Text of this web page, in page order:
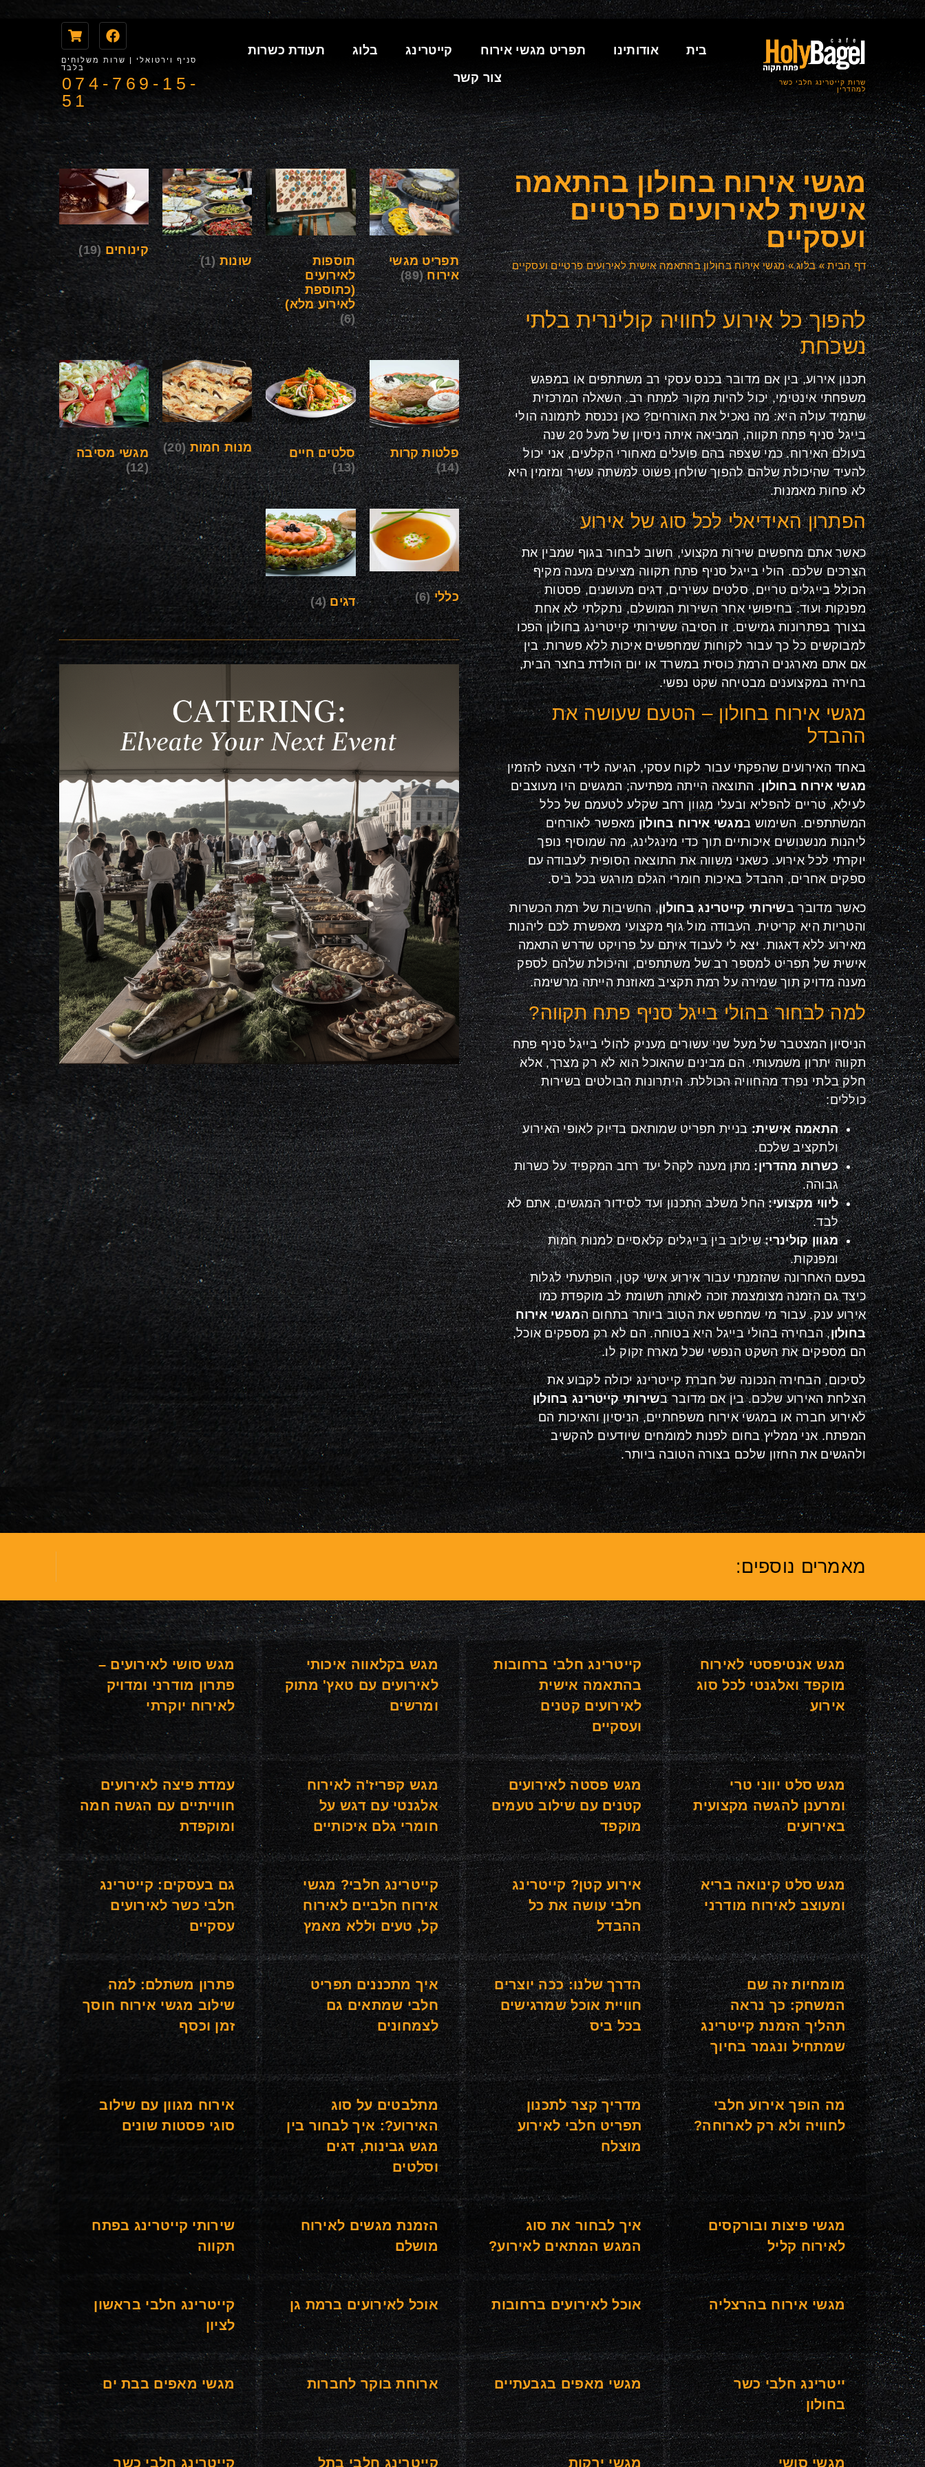
שרות קייטרינג חלבי כשר
למהדרין
בית אודותינו תפריט מגשי אירוח קייטרינג בלוג
תעודת כשרות
צור קשר
סניף וירטואלי | שרות משלוחים
בלבד
074-769-15-
51
מגשי אירוח בחולון בהתאמה
אישית לאירועים פרטיים
ועסקיים
דף הבית»בלוג»מגשי אירוח בחולון בהתאמה אישית לאירועים פרטיים ועסקיים
להפוך כל אירוע לחוויה קולינרית בלתי
נשכחת
תכנון אירוע, בין אם מדובר בכנס עסקי רב משתתפים או במפגש
משפחתי אינטימי, יכול להיות מקור למתח רב. השאלה המרכזית
שתמיד עולה היא: מה נאכיל את האורחים? כאן נכנסת לתמונה הולי
בייגל סניף פתח תקווה, המביאה איתה ניסיון של מעל 20 שנה
בעולם האירוח. כמי שצפה בהם פועלים מאחורי הקלעים, אני יכול
להעיד שהיכולת שלהם להפוך שולחן פשוט למשתה עשיר ומזמין היא
לא פחות מאמנות.
הפתרון האידיאלי לכל סוג של אירוע
כאשר אתם מחפשים שירות מקצועי, חשוב לבחור בגוף שמבין את
הצרכים שלכם. הולי בייגל סניף פתח תקווה מציעים מענה מקיף
הכולל בייגלים טריים, סלטים עשירים, דגים מעושנים, פסטות
מפנקות ועוד. בחיפושי אחר השירות המושלם, נתקלתי לא אחת
בצורך בפתרונות גמישים. זו הסיבה ששירותי קייטרינג בחולון הפכו
למבוקשים כל כך עבור לקוחות שמחפשים איכות ללא פשרות. בין
אם אתם מארגנים הרמת כוסית במשרד או יום הולדת בחצר הבית,
בחירה במקצוענים מבטיחה שקט נפשי.
מגשי אירוח בחולון – הטעם שעושה את
ההבדל
באחד האירועים שהפקתי עבור לקוח עסקי, הגיעה לידי הצעה להזמין
מגשי אירוח בחולון. התוצאה הייתה מפתיעה; המגשים היו מעוצבים
לעילא, טריים להפליא ובעלי מגוון רחב שקלע לטעמם של כלל
המשתתפים. השימוש במגשי אירוח בחולוןמאפשר לאורחים
ליהנות מנשנושים איכותיים תוך כדי מינגלינג, מה שמוסיף נופך
יוקרתי לכל אירוע. כשאני משווה את התוצאה הסופית לעבודה עם
ספקים אחרים, ההבדל באיכות חומרי הגלם מורגש בכל ביס.
כאשר מדובר בשירותי קייטרינג בחולון, החשיבות של רמת הכשרות
והטריות היא קריטית. העבודה מול גוף מקצועי מאפשרת לכם ליהנות
מאירוע ללא דאגות. יצא לי לעבוד איתם על פרויקט שדרש התאמה
אישית של תפריט למספר רב של משתתפים, והיכולת שלהם לספק
מענה מדויק תוך שמירה על רמת תקציב מאוזנת הייתה מרשימה.
למה לבחור בהולי בייגל סניף פתח תקווה?
הניסיון המצטבר של מעל שני עשורים מעניק להולי בייגל סניף פתח
תקווה יתרון משמעותי. הם מבינים שהאוכל הוא לא רק מצרך, אלא
חלק בלתי נפרד מהחוויה הכוללת. היתרונות הבולטים בשירות
כוללים:
התאמה אישית:בניית תפריט שמותאם בדיוק לאופי האירוע
ולתקציב שלכם.
כשרות מהדרין:מתן מענה לקהל יעד רחב המקפיד על כשרות
גבוהה.
ליווי מקצועי:החל משלב התכנון ועד לסידור המגשים, אתם לא
לבד.
מגוון קולינרי:שילוב בין בייגלים קלאסיים למנות חמות
ומפנקות.
בפעם האחרונה שהזמנתי עבור אירוע אישי קטן, הופתעתי לגלות
כיצד גם הזמנה מצומצמת זוכה לאותה תשומת לב מוקפדת כמו
אירוע ענק. עבור מי שמחפש את הטוב ביותר בתחום המגשי אירוח
בחולון, הבחירה בהולי בייגל היא בטוחה. הם לא רק מספקים אוכל,
הם מספקים את השקט הנפשי שכל מארח זקוק לו.
לסיכום, הבחירה הנכונה של חברת קייטרינג יכולה לקבוע את
הצלחת האירוע שלכם. בין אם מדובר בשירותי קייטרינג בחולון
לאירוע חברה או במגשי אירוח משפחתיים, הניסיון והאיכות הם
המפתח. אני ממליץ בחום לפנות למומחים שיודעים להקשיב
ולהגשים את החזון שלכם בצורה הטובה ביותר.
תפריט מגשי
אירוח(89)
תוספות
לאירועים
(כתוספת
לאירוע מלא)
(6)
שונות(1)
קינוחים (19)
פלטות קרות
(14)
סלטים חיים
(13)
מנות חמות(20)
מגשי מסיבה
(12)
כללי(6) דגים(4)
מאמרים נוספים:
מגש אנטיפסטי לאירוח
מוקפד ואלגנטי לכל סוג
אירוע
קייטרינג חלבי ברחובות
בהתאמה אישית
לאירועים קטנים
ועסקיים
מגש בקלאווה איכותי
לאירועים עם טאץ' מתוק
ומרשים
מגש סושי לאירועים –
פתרון מודרני ומדויק
לאירוח יוקרתי
מגש סלט יווני טרי
ומרענן להגשה מקצועית
באירועים
מגש פסטה לאירועים
קטנים עם שילוב טעמים
מוקפד
מגש קפריז'ה לאירוח
אלגנטי עם דגש על
חומרי גלם איכותיים
עמדת פיצה לאירועים
חווייתיים עם הגשה חמה
ומוקפדת
מגש סלט קינואה בריא
ומעוצב לאירוח מודרני
אירוע קטן? קייטרינג
חלבי עושה את כל
ההבדל
קייטרינג חלבי? מגשי
אירוח חלביים לאירוח
קל, טעים וללא מאמץ
גם בעסקים: קייטרינג
חלבי כשר לאירועים
עסקיים
מומחיות זה שם
המשחק: כך נראה
תהליך הזמנת קייטרינג
שמתחיל ונגמר בחיוך
הדרך שלנו: ככה יוצרים
חוויית אוכל שמרגישים
בכל ביס
איך מתכננים תפריט
חלבי שמתאים גם
לצמחונים
פתרון משתלם: למה
שילוב מגשי אירוח חוסך
זמן וכסף
מה הופך אירוע חלבי
לחוויה ולא רק לארוחה?
מדריך קצר לתכנון
תפריט חלבי לאירוע
מוצלח
מתלבטים על סוג
האירוע?: איך לבחור בין
מגש גבינות, דגים
וסלטים
אירוח מגוון עם שילוב
סוגי פסטות שונים
מגשי פיצות ובורקסים
לאירוח קליל
איך לבחור את סוג
המגש המתאים לאירוע?
הזמנת מגשים לאירוח
מושלם
שירותי קייטרינג בפתח
תקווה
מגשי אירוח בהרצליה אוכל לאירועים ברחובות אוכל לאירועים ברמת גן
קייטרינג חלבי בראשון
לציון
ייטרינג חלבי כשר
בחולון
מגשי מאפים בגבעתיים ארוחת בוקר לחברות מגשי מאפים בבת ים
מגשי סושי מגשי ירקות קייטרינג חלבי בתל קייטרינג חלבי כשר